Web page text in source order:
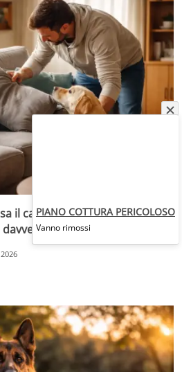
il cane ti aiuta, il gatto
la scienza
PIANO COTTURA PERICOLOSO
Vanno rimossi